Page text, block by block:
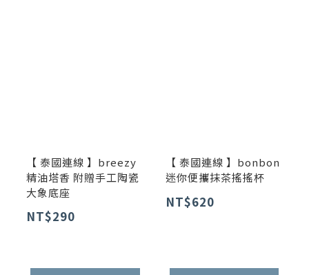
【 泰國連線 】breezy
精油塔香 附贈手工陶瓷
大象底座
NT$290
【 泰國連線 】bonbon
迷你便攜抹茶搖搖杯
NT$620